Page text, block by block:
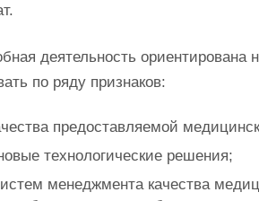
деятельность
по ряду признаков:
предоставляемой
технологические решения;
менеджмента качества